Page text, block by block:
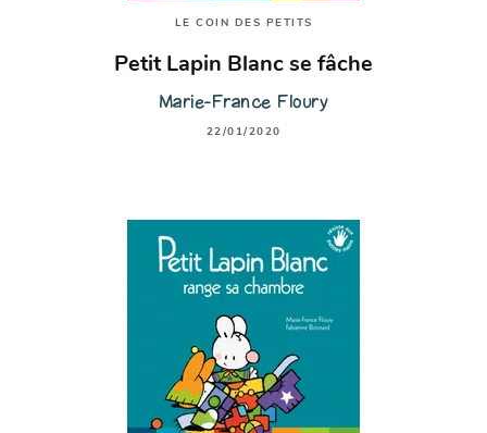
LE COIN DES PETITS
Petit Lapin Blanc se fâche
Marie-France Floury
22/01/2020